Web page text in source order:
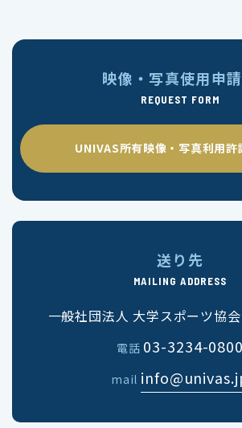
映像・写真使用申
REQUEST FORM
UNIVAS所有映像・写真利用許
送り先
MAILING ADDRESS
一般社団法人 大学スポーツ協
電話 03-3234-0800
mail